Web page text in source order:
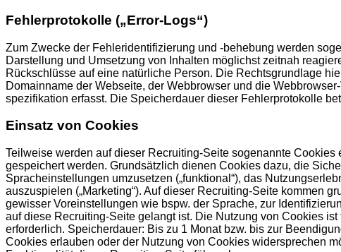
Fehlerprotokolle („Error-Logs“)
Zum Zwecke der Fehleridentifizierung und -behebung werden
Darstellung und Umsetzung von Inhalten möglichst zeitnah
Rückschlüsse auf eine natürliche Person. Die Rechtsgrundlage
Domainname der Webseite, der Webbrowser und die
spezifikation erfasst. Die Speicherdauer dieser Fehlerprotokolle
Einsatz von Cookies
Teilweise werden auf dieser Recruiting-Seite sogenannte
gespeichert werden. Grundsätzlich dienen Cookies dazu, die
Spracheinstellungen umzusetzen („funktional“), das
auszuspielen („Marketing“). Auf dieser Recruiting-Seite kommen
gewisser Voreinstellungen wie bspw. der Sprache, zur
auf diese Recruiting-Seite gelangt ist. Die Nutzung von Cookies
erforderlich. Speicherdauer: Bis zu 1 Monat bzw. bis zur
Cookies erlauben oder der Nutzung von Cookies widersprechen